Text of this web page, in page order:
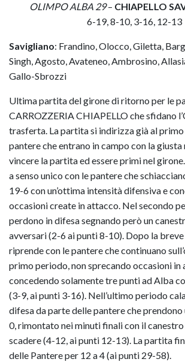
OLIMPO ALBA 29– CHIAPELLO
6-19, 8-10, 3-16, 12-13
Savigliano: Frandino, Olocco, Giletta,
Singh, Agosto, Avateneo, Ambrosino,
Gallo-Sbrozzi
Ultima partita del girone di ritorno per le
CARROZZERIA CHIAPELLO che sfidano
trasferta. La partita si indirizza già al
pantere che entrano in campo con la
vincere la partita ed essere primi nel
a senso unico con le pantere che
19-6 con un’ottima intensità difensiva e
occasioni create in attacco. Nel secondo
perdono in difesa segnando però un
avversari (2-6 ai punti 8-10). Dopo la
riprende con le pantere che continuano
primo periodo, non sprecando occasioni in
concedendo solamente tre punti ad Alba
(3-9, ai punti 3-16). Nell’ultimo periodo
difesa da parte delle pantere che prendono
0, rimontato nei minuti finali con il
scadere (4-12, ai punti 12-13). La partita
delle Pantere per 12 a 4 (ai punti 29-58).